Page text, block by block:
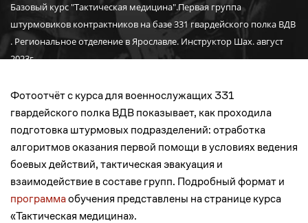
Базовый курс "Тактическая медицина".Первая группа
штурмовиков контрактников на базе 331 гвардейского полка ВДВ
. Региональное отделение в Ярославле. Инструктор Шах. август
2023г.
Фотоотчёт с курса для военнослужащих 331
гвардейского полка ВДВ показывает, как проходила
подготовка штурмовых подразделений: отработка
алгоритмов оказания первой помощи в условиях ведения
боевых действий, тактическая эвакуация и
взаимодействие в составе групп. Подробный формат и
программаобучения представлены на странице курса
«Тактическая медицина».